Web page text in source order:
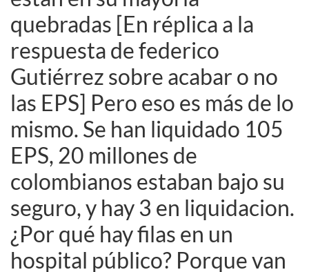
quebradas [En réplica a la
respuesta de federico
Gutiérrez sobre acabar o no
las EPS] Pero eso es más de lo
mismo. Se han liquidado 105
EPS, 20 millones de
colombianos estaban bajo su
seguro, y hay 3 en liquidacion.
¿Por qué hay filas en un
hospital público? Porque van